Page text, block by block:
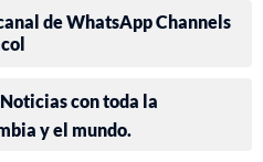
de WhatsApp Channels
con toda la
y el mundo.